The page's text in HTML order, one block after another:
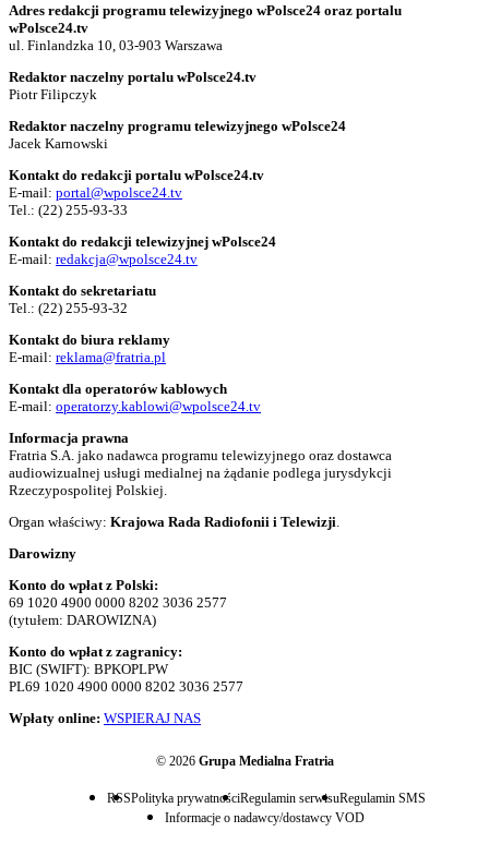
Adres redakcji programu telewizyjnego wPolsce24 oraz portalu
wPolsce24.tv
ul. Finlandzka 10, 03-903 Warszawa
Redaktor naczelny portalu wPolsce24.tv
Piotr Filipczyk
Redaktor naczelny programu telewizyjnego wPolsce24
Jacek Karnowski
Kontakt do redakcji portalu wPolsce24.tv
E-mail: portal@wpolsce24.tv
Tel.: (22) 255-93-33
Kontakt do redakcji telewizyjnej wPolsce24
E-mail: redakcja@wpolsce24.tv
Kontakt do sekretariatu
Tel.: (22) 255-93-32
Kontakt do biura reklamy
E-mail: reklama@fratria.pl
Kontakt dla operatorów kablowych
E-mail: operatorzy.kablowi@wpolsce24.tv
Informacja prawna
Fratria S.A. jako nadawca programu telewizyjnego oraz dostawca
audiowizualnej usługi medialnej na żądanie podlega jurysdykcji
Rzeczypospolitej Polskiej.
Organ właściwy: Krajowa Rada Radiofonii i Telewizji.
Darowizny
Konto do wpłat z Polski:
69 1020 4900 0000 8202 3036 2577
(tytułem: DAROWIZNA)
Konto do wpłat z zagranicy:
BIC (SWIFT): BPKOPLPW
PL69 1020 4900 0000 8202 3036 2577
Wpłaty online: WSPIERAJ NAS
© 2026 Grupa Medialna Fratria
RSSPolityka prywatnościRegulamin serwisuRegulamin SMS
Informacje o nadawcy/dostawcy VOD